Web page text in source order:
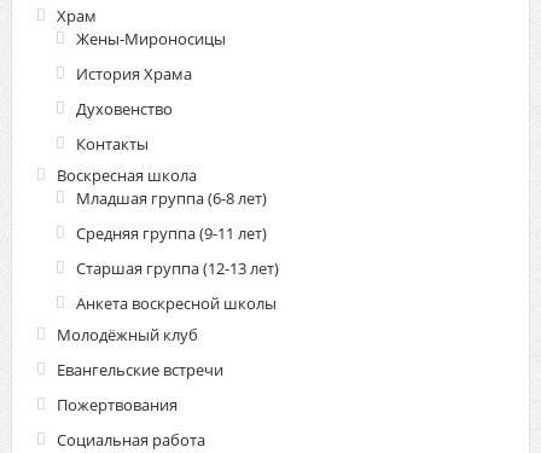
Храм
Жены-Мироносицы
История Храма
Духовенство
Контакты
Воскресная школа
Младшая группа (6-8 лет)
Средняя группа (9-11 лет)
Старшая группа (12-13 лет)
Анкета воскресной школы
Молодёжный клуб
Евангельские встречи
Пожертвования
Социальная работа